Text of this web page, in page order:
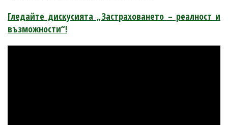
Гледайте дискусията „Застраховането – реалност и
възможности“!